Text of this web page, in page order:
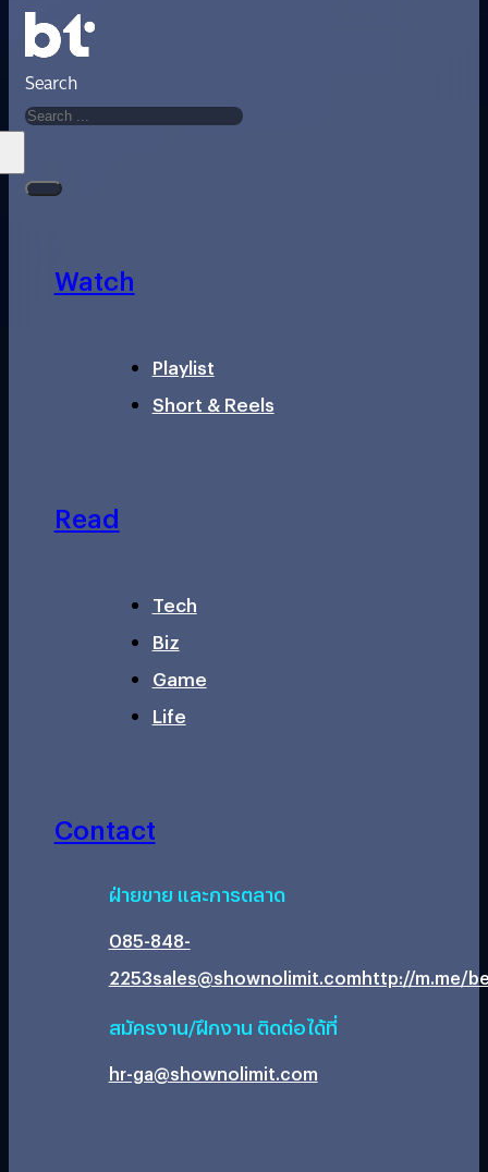
Search
Watch
Playlist
Short & Reels
Read
Tech
Biz
Game
Life
Contact
ฝ่ายขาย และการตลาด
085-848-
2253sales@shownolimit.comhttp://m.me/
สมัครงาน/ฝึกงาน ติดต่อได้ที่
hr-ga@shownolimit.com